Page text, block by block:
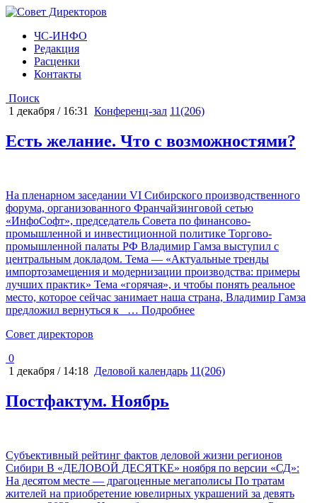
ЧС-ИНФО
Редакция
Расценки
Контакты
Поиск
1 декабря / 16:31
Конференц-зал 11(206)
Есть желание. Что с возможностями?
На пленарном заседании VI Сибирского производственного
форума, организованного Франчайзинговой сетью
«ИнфоСофт», председатель Совета по финансово-
промышленной и инвестиционной политике Торгово-
промышленной палаты РФ Владимир Гамза выступил с
центральным докладом. Тема ― «Актуальные тренды
импортозамещения и модернизации производства: примеры
лучших практик» Тема «горячая», и чтобы понять реальное
место, которое сейчас занимает наша страна, Владимир Гамза
предложил вернуться к
… Подробнее
Cовет директоров
0
1 декабря / 14:18 Деловой календарь 11(206)
Постфактум. Ноябрь
Субъективный рейтинг фактов деловой жизни регионов
Сибири В «ДЕЛОВОЙ ДЕСЯТКЕ» ноября по версии «СД»:
На десятом месте — драгоценные мегаполисы По тратам
жителей на приобретение ювелирных украшений за девять